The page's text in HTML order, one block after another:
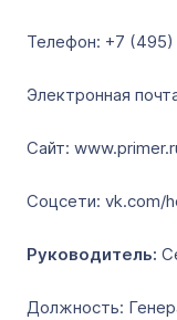
Телефон: +7
Электронная
Сайт:
Соцсети: vk.com/
Руководитель:
Должность: